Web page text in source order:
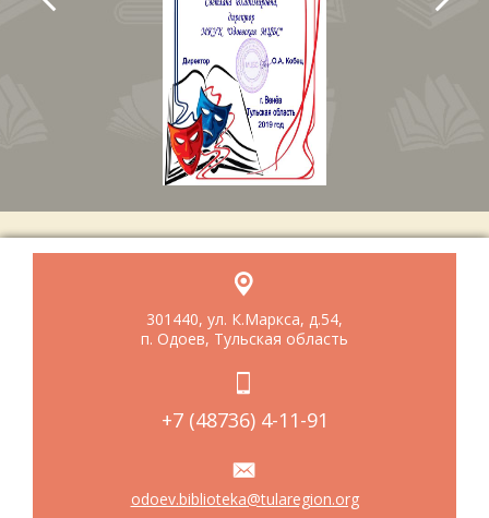
301440, ул. К.Маркса, д.54,
п. Одоев, Тульская область
+7 (48736) 4-11-91
odoev.biblioteka@tularegion.org